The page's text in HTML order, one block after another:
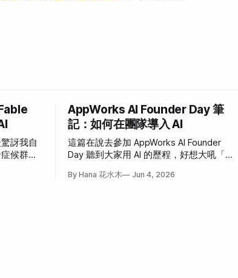
訝我自
候群大
AppWorks AI Founder Day 筆
記：如何在團隊導入 AI
這篇在說去參加 AppWorks AI Founder
Day 聽到大家用 AI 的歷程，好想大吼「我
By Hana 花水木 Jun 4, 2026